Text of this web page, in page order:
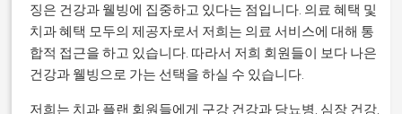
징은 건강과 웰빙에 집중하고 있다는 점입니다. 의료 혜택 및
치과 혜택 모두의 제공자로서 저희는 의료 서비스에 대해 통
합적 접근을 하고 있습니다. 따라서 저희 회원들이 보다 나은
건강과 웰빙으로 가는 선택을 하실 수 있습니다.
저희는 치과 플랜 회원들에게 구강 건강과 당뇨병, 심장 건강,